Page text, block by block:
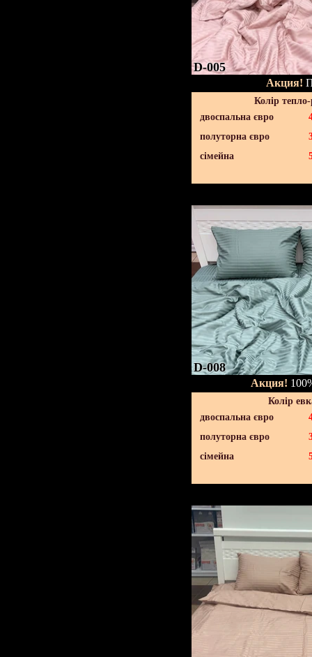
D-005
Акция!
Колір
двоспальна євро
полуторна євро
сімейна
D-008
Акция!
Колір
двоспальна євро
полуторна євро
сімейна